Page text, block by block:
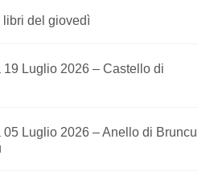
libri del giovedì
19 Luglio 2026 – Castello di
05 Luglio 2026 – Anello di Bruncu